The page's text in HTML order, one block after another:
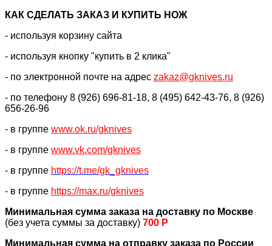
КАК CДЕЛАТЬ ЗАКАЗ И КУПИТЬ НОЖ
- используя корзину сайта
- используя кнопку "купить в 2 клика"
- по электронной почте на адрес zakaz@gknives.ru
- по телефону 8 (926) 696-81-18, 8 (495) 642-43-76, 8 (926)
656-26-96
- в группе www.ok.ru/gknives
- в группе www.vk.com/gknives
- в группе https://t.me/gk_gknives
- в группе https://max.ru/gknives
Минимальная сумма заказа на доставку по Москве
(без учета суммы за доставку) 700 Р
Минимальная сумма на отправку заказа по России